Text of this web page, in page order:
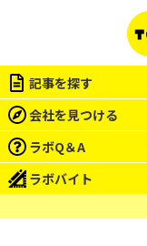
記事を探す
会社を見つける
ラボQ＆A
ラボバイト